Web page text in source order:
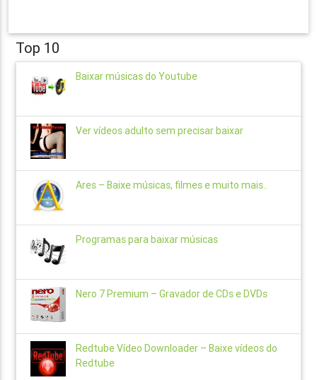
Top 10
Baixar músicas do Youtube
Ver vídeos adulto sem precisar baixar
Ares – Baixe músicas, filmes e muito mais..
Programas para baixar músicas
Nero 7 Premium – Gravador de CDs e DVDs
Redtube Vídeo Downloader – Baixe vídeos do
Redtube